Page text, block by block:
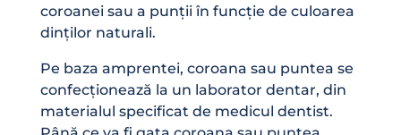
coroanei sau a punții în funcție de culoarea
dinților naturali.
Pe baza amprentei, coroana sau puntea se
confecționează la un laborator dentar, din
materialul specificat de medicul dentist.